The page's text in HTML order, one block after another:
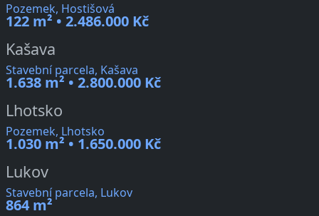
Pozemek, Hostišová
122 m² • 2.486.000 Kč
Kašava
Stavební parcela, Kašava
1.638 m² • 2.800.000 Kč
Lhotsko
Pozemek, Lhotsko
1.030 m² • 1.650.000 Kč
Lukov
Stavební parcela, Lukov
864 m²